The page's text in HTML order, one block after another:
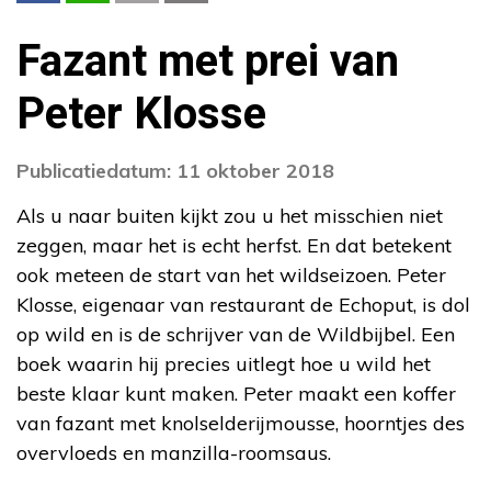
Fazant met prei van
Peter Klosse
Publicatiedatum: 11 oktober 2018
Als u naar buiten kijkt zou u het misschien niet
zeggen, maar het is echt herfst. En dat betekent
ook meteen de start van het wildseizoen. Peter
Klosse, eigenaar van restaurant de Echoput, is dol
op wild en is de schrijver van de Wildbijbel. Een
boek waarin hij precies uitlegt hoe u wild het
beste klaar kunt maken. Peter maakt een koffer
van fazant met knolselderijmousse, hoorntjes des
overvloeds en manzilla-roomsaus.